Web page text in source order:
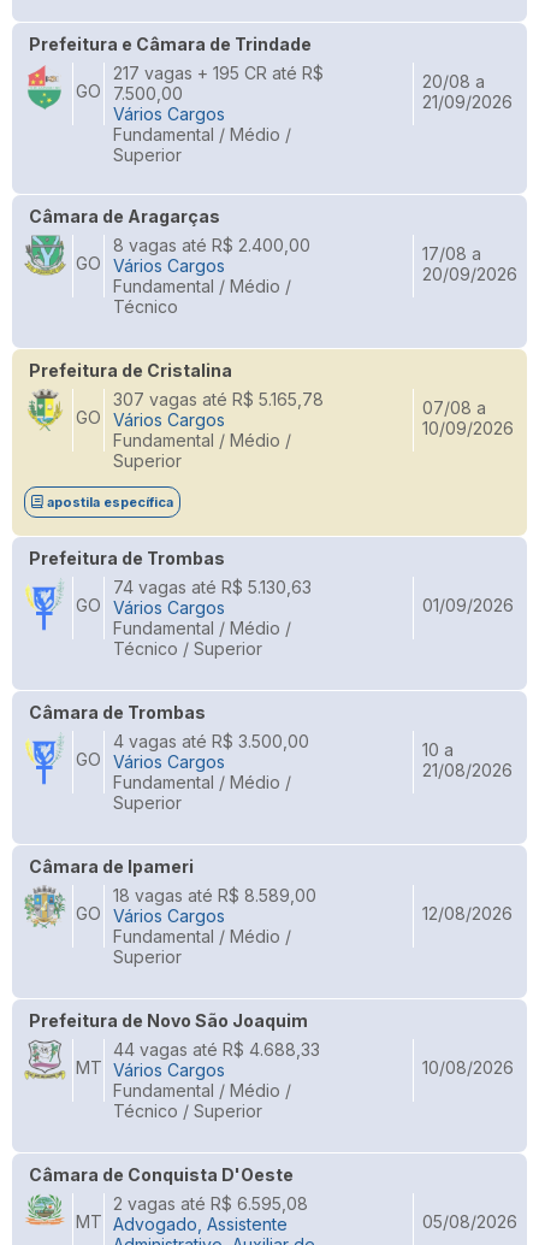
Prefeitura e Câmara de Trindade
GO
217 vagas + 195 CR até R$
7.500,00
Vários Cargos
Fundamental / Médio /
Superior
20/08 a
21/09/2026
Câmara de Aragarças
GO
8 vagas até R$ 2.400,00
Vários Cargos
Fundamental / Médio /
Técnico
17/08 a
20/09/2026
Prefeitura de Cristalina
GO
307 vagas até R$ 5.165,78
Vários Cargos
Fundamental / Médio /
Superior
07/08 a
10/09/2026
apostila específica
Prefeitura de Trombas
GO
74 vagas até R$ 5.130,63
Vários Cargos
Fundamental / Médio /
Técnico / Superior
01/09/2026
Câmara de Trombas
GO
4 vagas até R$ 3.500,00
Vários Cargos
Fundamental / Médio /
Superior
10 a
21/08/2026
Câmara de Ipameri
GO
18 vagas até R$ 8.589,00
Vários Cargos
Fundamental / Médio /
Superior
12/08/2026
Prefeitura de Novo São Joaquim
MT
44 vagas até R$ 4.688,33
Vários Cargos
Fundamental / Médio /
Técnico / Superior
10/08/2026
Câmara de Conquista D'Oeste
MT
2 vagas até R$ 6.595,08
Advogado, Assistente
05/08/2026